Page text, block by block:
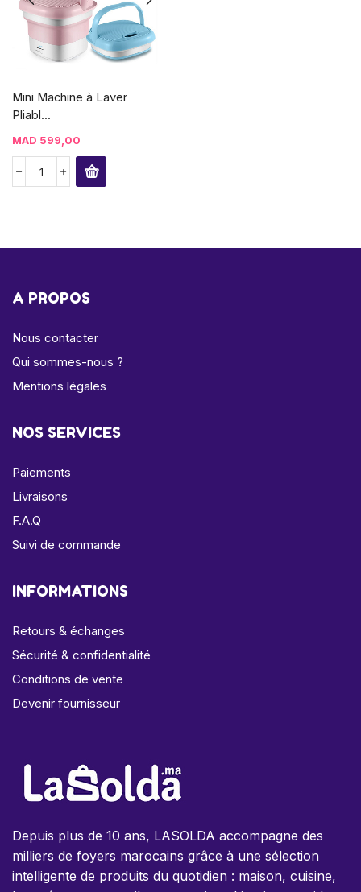
Mini Machine à Laver
Pliabl...
MAD 599,00
A PROPOS
Nous contacter
Qui sommes-nous ?
Mentions légales
NOS SERVICES
Paiements
Livraisons
F.A.Q
Suivi de commande
INFORMATIONS
Retours & échanges
Sécurité & confidentialité
Conditions de vente
Devenir fournisseur
Depuis plus de 10 ans, LASOLDA accompagne des
milliers de foyers marocains grâce à une sélection
intelligente de produits du quotidien : maison, cuisine,